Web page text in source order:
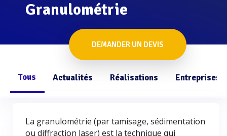
Granulométrie
DEMANDER UN DEVIS
Tous Actualités Réalisations Entreprises
La granulométrie (par tamisage, sédimentation
ou diffraction laser) est la technique qui